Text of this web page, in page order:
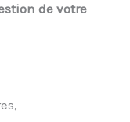
de votre